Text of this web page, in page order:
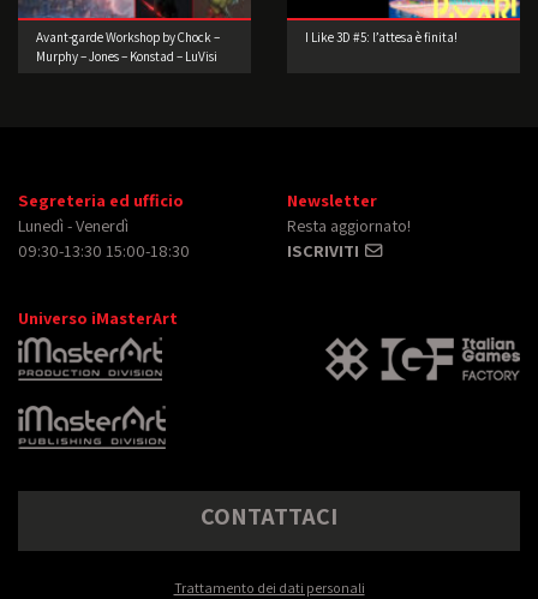
Avant-garde Workshop by Chock –
Murphy – Jones – Konstad – LuVisi
I Like 3D #5: l’attesa è finita!
Segreteria ed ufficio
Lunedì - Venerdì
09:30-13:30 15:00-18:30
Newsletter
Resta aggiornato!
ISCRIVITI
Universo iMasterArt
CONTATTACI
Trattamento dei dati personali